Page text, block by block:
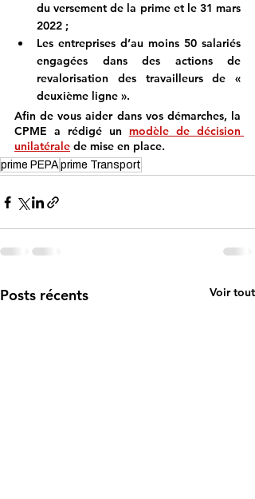
du versement de la prime et le 31 mars
2022 ;
Les entreprises d’au moins 50 salariés
engagées dans des actions de
revalorisation des travailleurs de «
deuxième ligne ».
Afin de vous aider dans vos démarches, la
CPME a rédigé un modèle de décision
unilatérale de mise en place.
prime PEPAprime Transport
Posts récents Voir tout